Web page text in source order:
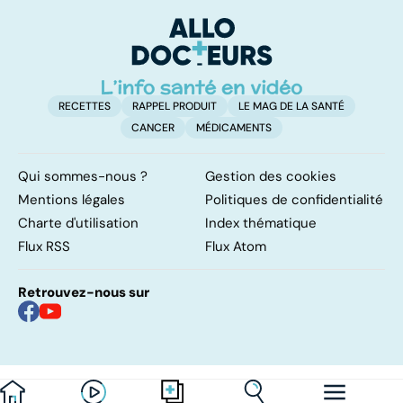
peau
RECETTES RAPPEL PRODUIT
LE MAG DE LA SANTÉ
CANCER
MÉDICAMENTS
Qui sommes-nous ?
Gestion des cookies
Mentions légales
Politiques de confidentialité
Charte d'utilisation
Index thématique
Flux RSS
Flux Atom
Retrouvez-nous sur